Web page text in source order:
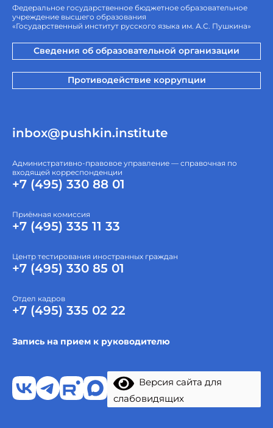
Федеральное государственное бюджетное образовательное
учреждение высшего образования
«Государственный институт русского языка им. А.С. Пушкина»
Сведения об образовательной организации
Противодействие коррупции
inbox@pushkin.institute
Административно-правовое управление — справочная по
входящей корреспонденции
+7 (495) 330 88 01
Приёмная комиссия
+7 (495) 335 11 33
Центр тестирования иностранных граждан
+7 (495) 330 85 01
Отдел кадров
+7 (495) 335 02 22
Запись на прием к руководителю
Версия сайта для
слабовидящих